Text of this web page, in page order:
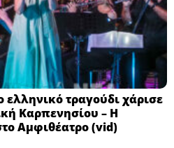
ελληνικό τραγούδι χάρισε
Καρπενησίου – Η
Αμφιθέατρο (vid)